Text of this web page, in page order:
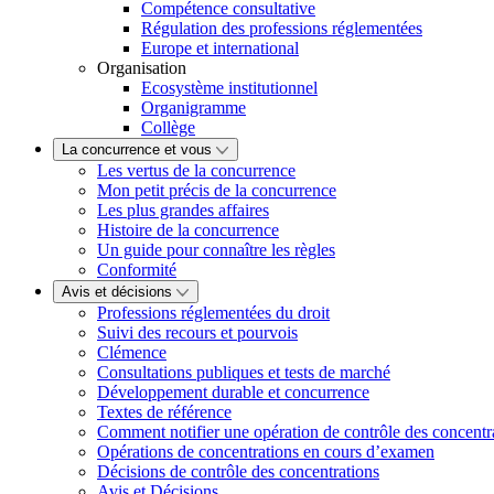
Compétence consultative
Régulation des professions réglementées
Europe et international
Organisation
Ecosystème institutionnel
Organigramme
Collège
La concurrence et vous
Les vertus de la concurrence
Mon petit précis de la concurrence
Les plus grandes affaires
Histoire de la concurrence
Un guide pour connaître les règles
Conformité
Avis et décisions
Professions réglementées du droit
Suivi des recours et pourvois
Clémence
Consultations publiques et tests de marché
Développement durable et concurrence
Textes de référence
Comment notifier une opération de contrôle des
Opérations de concentrations en cours d’examen
Décisions de contrôle des concentrations